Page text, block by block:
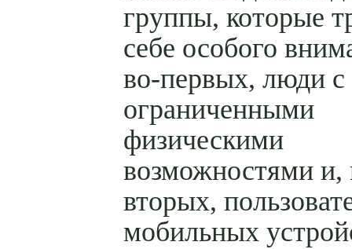
группы, которые
себе особого
во-первых, люди с
ограниченными
физическими
возможностями и,
вторых,
мобильных